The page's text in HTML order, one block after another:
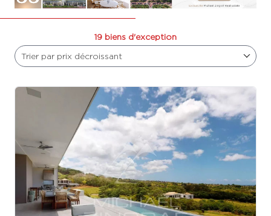
19 biens d'exception
Trier par prix décroissant